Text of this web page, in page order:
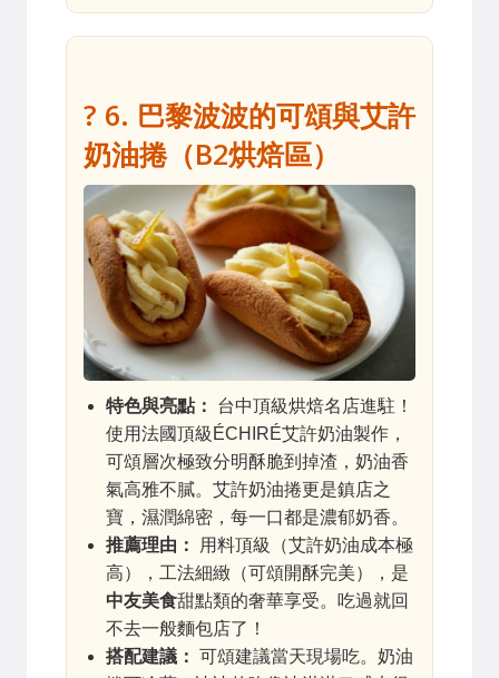
? 6. 巴黎波波的可頌與艾許
奶油捲（B2烘焙區）
特色與亮點：
台中頂級烘焙名店進駐！
使用法國頂級ÉCHIRÉ艾許奶油製作，
可頌層次極致分明酥脆到掉渣，奶油香
氣高雅不膩。艾許奶油捲更是鎮店之
寶，濕潤綿密，每一口都是濃郁奶香。
推薦理由：
用料頂級（艾許奶油成本極
高），工法細緻（可頌開酥完美），是
中友美食甜點類的奢華享受。吃過就回
不去一般麵包店了！
搭配建議： 可頌建議當天現場吃。奶油